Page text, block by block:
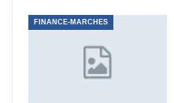
FINANCE-MARCHES